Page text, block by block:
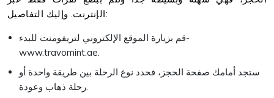
الإنترنت. وإليك التفاصيل:
قم بزيارة الموقع الإلكتروني لتريفومنت للبدء-
www.travomint.ae.
ستجد أمامك صفحة الحجز، فحدد نوع الرحلة بين طريقة واحدة أو